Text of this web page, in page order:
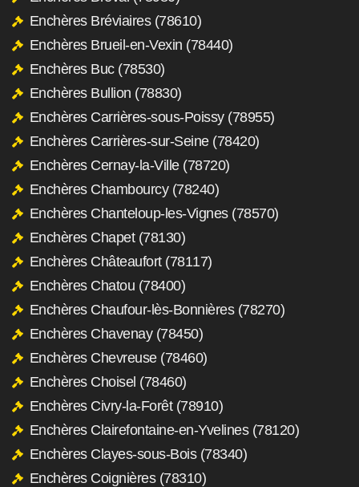
Enchères Bréviaires (78610)
Enchères Brueil-en-Vexin (78440)
Enchères Buc (78530)
Enchères Bullion (78830)
Enchères Carrières-sous-Poissy (78955)
Enchères Carrières-sur-Seine (78420)
Enchères Cernay-la-Ville (78720)
Enchères Chambourcy (78240)
Enchères Chanteloup-les-Vignes (78570)
Enchères Chapet (78130)
Enchères Châteaufort (78117)
Enchères Chatou (78400)
Enchères Chaufour-lès-Bonnières (78270)
Enchères Chavenay (78450)
Enchères Chevreuse (78460)
Enchères Choisel (78460)
Enchères Civry-la-Forêt (78910)
Enchères Clairefontaine-en-Yvelines (78120)
Enchères Clayes-sous-Bois (78340)
Enchères Coignières (78310)